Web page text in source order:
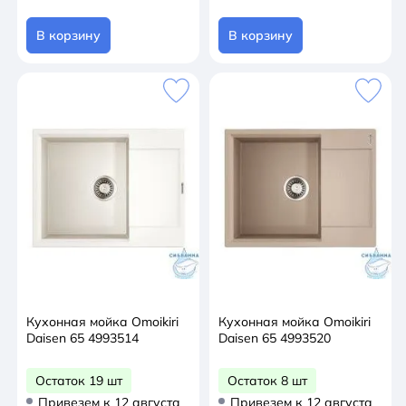
акриловой смолой, мойки TETOGRANIT®
выдерживают высокие температуры до 280°С.
В корзину В корзину
Кухонная мойка Omoikiri
Daisen 65 4993514
Остаток 19 шт
Привезем к 12 августа
Кухонная мойка Omoikiri
Daisen 65 4993520
Остаток 8 шт
Привезем к 12 августа